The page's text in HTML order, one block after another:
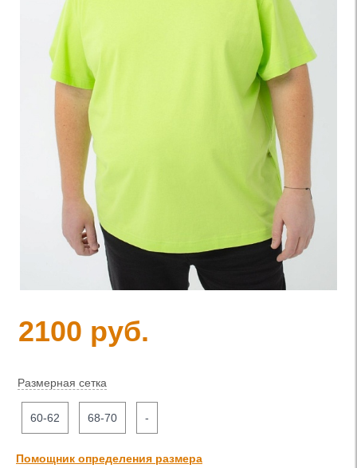
2100 руб.
Размерная сетка
60-62 68-70 -
Помощник определения размера